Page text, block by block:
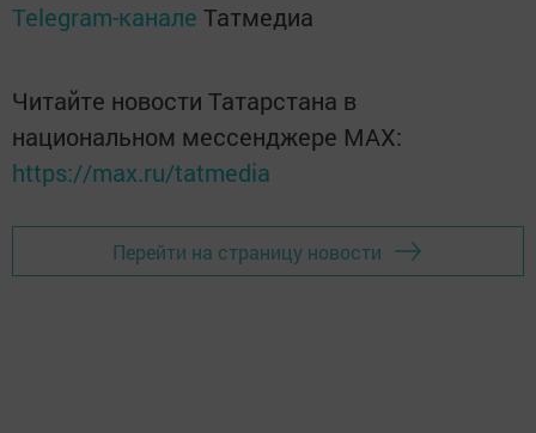
Telegram-канале Татмедиа
Читайте новости Татарстана в
национальном мессенджере MАХ:
https://max.ru/tatmedia
Перейти на страницу новости